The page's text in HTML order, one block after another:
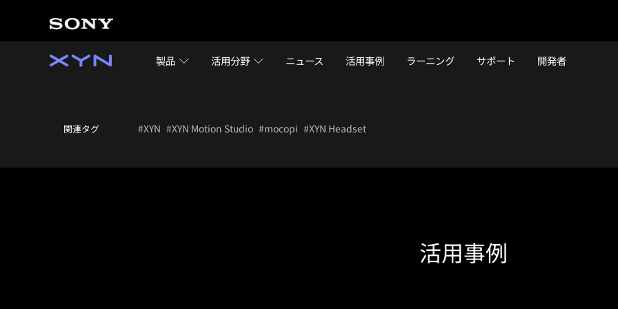
製品 活用分野 ニュース 活用事例 ラーニング サポート 開発者
関連タグ #XYN #XYN Motion Studio #mocopi #XYN Headset
活用事例